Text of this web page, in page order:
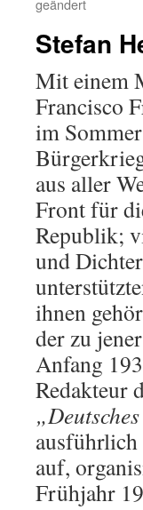
geändert
Stefan
Mit einem
Francisco
im
aus aller
Front für
Republik;
und
ihnen
der zu
Anfang
Redakteur
ausführlich
auf,
Frühjahr